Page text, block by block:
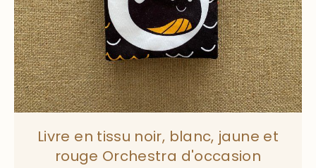
Livre en tissu noir, blanc, jaune et
rouge Orchestra d'occasion